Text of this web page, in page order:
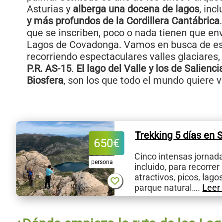
Asturias y alberga una docena de lagos,
y más profundos de la Cordillera Cantábrica
que se inscriben, poco o nada tienen que
Lagos de Covadonga. Vamos en busca de
recorriendo espectaculares valles
P.R. AS-15. El lago del Valle y los de
Biosfera, son los que todo el mundo quiere
Trekking 5 días en
650€
persona
Cinco intensas
incluido, para
atractivos, picos,
parque natural….